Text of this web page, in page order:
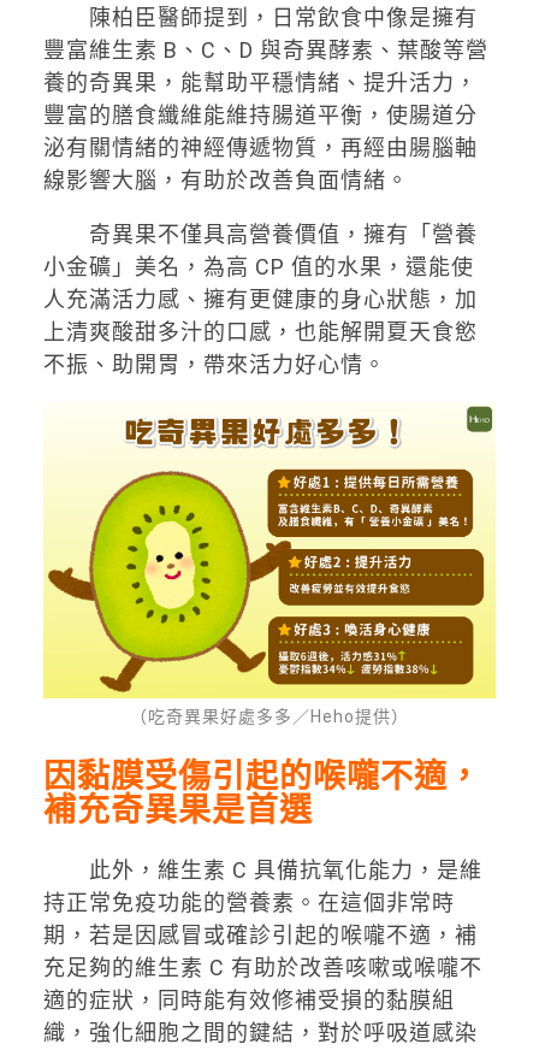
陳柏臣醫師提到，日常飲食中像是擁有
豐富維生素 B、C、D 與奇異酵素、葉酸等營
養的奇異果，能幫助平穩情緒、提升活力，
豐富的膳食纖維能維持腸道平衡，使腸道分
泌有關情緒的神經傳遞物質，再經由腸腦軸
線影響大腦，有助於改善負面情緒。
奇異果不僅具高營養價值，擁有「營養
小金礦」美名，為高 CP 值的水果，還能使
人充滿活力感、擁有更健康的身心狀態，加
上清爽酸甜多汁的口感，也能解開夏天食慾
不振、助開胃，帶來活力好心情。
（吃奇異果好處多多／Heho提供）
因黏膜受傷引起的喉嚨不適，
補充奇異果是首選
此外，維生素 C 具備抗氧化能力，是維
持正常免疫功能的營養素。在這個非常時
期，若是因感冒或確診引起的喉嚨不適，補
充足夠的維生素 C 有助於改善咳嗽或喉嚨不
適的症狀，同時能有效修補受損的黏膜組
織，強化細胞之間的鍵結，對於呼吸道感染